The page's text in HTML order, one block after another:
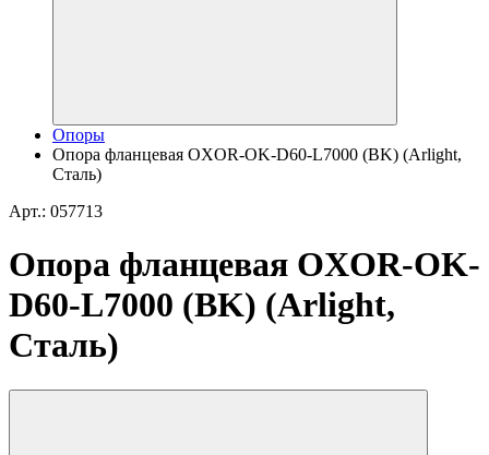
Опоры
Опора фланцевая OXOR-OK-D60-L7000 (BK) (Arlight,
Сталь)
Арт.: 057713
Опора фланцевая OXOR-OK-
D60-L7000 (BK) (Arlight,
Сталь)